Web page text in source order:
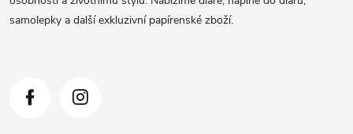
samolepky a další exkluzivní papírenské zboží.